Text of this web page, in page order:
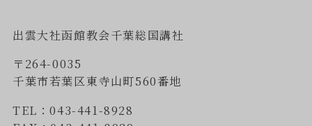
出雲大社函館教会千葉総国講社
〒264-0035
千葉市若葉区東寺山町560番地
TEL：043-441-8928